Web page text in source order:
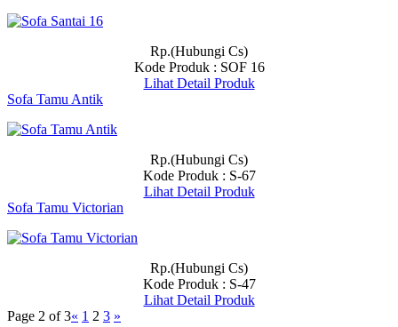
Rp.(Hubungi Cs)
Kode Produk : SOF 16
Lihat Detail Produk
Sofa Tamu Antik
Rp.(Hubungi Cs)
Kode Produk : S-67
Lihat Detail Produk
Sofa Tamu Victorian
Rp.(Hubungi Cs)
Kode Produk : S-47
Lihat Detail Produk
Page 2 of 3« 1 2 3 »